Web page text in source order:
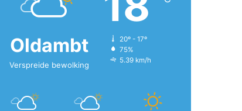
Oldambt
Verspreide bewolking
20º - 17º
75%
5.39 km/h